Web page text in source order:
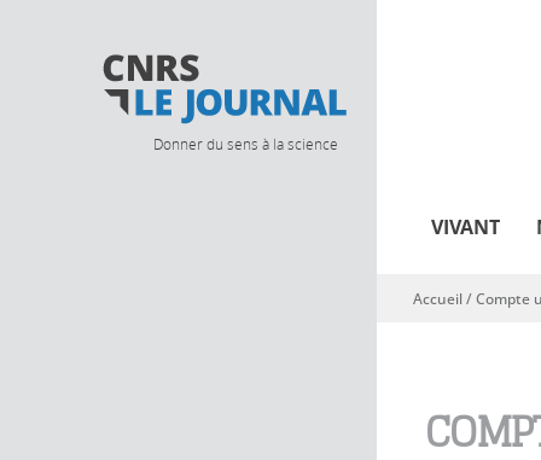
Donner du sens à la science
VIVANT
Vous êtes ici
Accueil/Compte